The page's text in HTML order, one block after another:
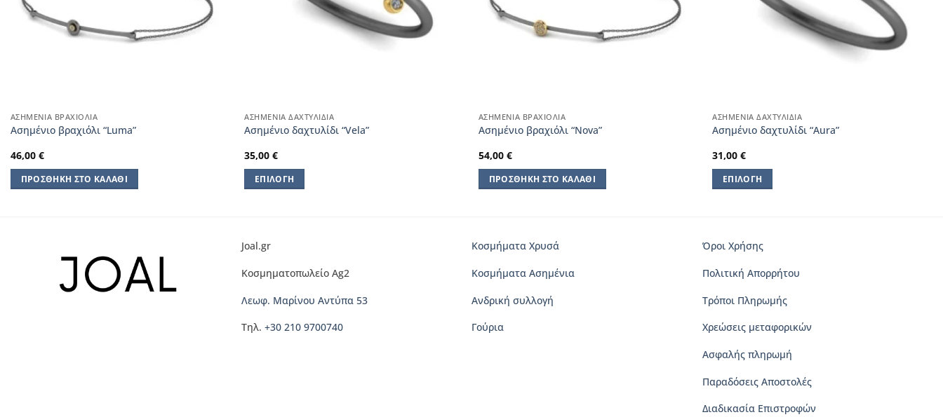
ΑΣΗΜΈΝΙΑ ΒΡΑΧΙΌΛΙΑ
Aσημένιο βραχιόλι “Luma”
46,00 €
ΠΡΟΣΘΉΚΗ ΣΤΟ ΚΑΛΆΘΙ
ΑΣΗΜΈΝΙΑ ΔΑΧΤΥΛΊΔΙΑ
Ασημένιο δαχτυλίδι “Vela”
35,00€
ΕΠΙΛΟΓΉ
έχει
παραλλαγές.
επιλογές
μπορούν
ΑΣΗΜΈΝΙΑ ΒΡΑΧΙΌΛΙΑ
Aσημένιο βραχιόλι “Nova”
54,00 €
ΠΡΟΣΘΉΚΗ ΣΤΟ ΚΑΛΆΘΙ
ΑΣΗΜΈΝΙΑ ΔΑΧΤΥΛΊΔΙΑ
Ασημένιο δαχτυλίδι “Aura”
31,00€
ΕΠΙΛΟΓΉ
έχει
παραλλαγές.
Οι
μπορούν
επιλεγούν
σελίδα
του
Joal.gr
Κοσμηματοπωλείο Ag2
Λεωφ. Μαρίνου Αντύπα 53
Τηλ. +30 210 9700740
Κοσμήματα Χρυσά
Κοσμήματα Ασημένια
Ανδρική συλλογή
Γούρια
Όροι Χρήσης
Πολιτική Απορρήτου
Τρόποι Πληρωμής
Χρεώσεις μεταφορικών
Ασφαλής πληρωμή
Παραδόσεις Αποστολές
Διαδικασία Επιστροφών